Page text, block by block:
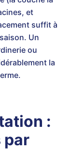
et
suffit à
Un
ou
la
:
par